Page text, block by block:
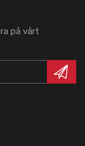
på vårt